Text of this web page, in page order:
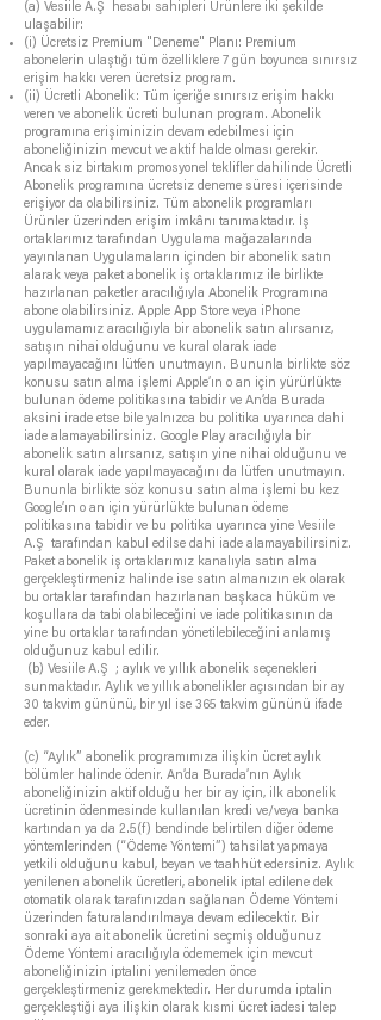
(a) Vesiile A.Ş hesabı sahipleri Ürünlere iki şekilde
ulaşabilir:
(i) Ücretsiz Premium "Deneme" Planı: Premium
abonelerin ulaştığı tüm özelliklere 7 gün boyunca sınırsız
erişim hakkı veren ücretsiz program.
(ii) Ücretli Abonelik: Tüm içeriğe sınırsız erişim hakkı
veren ve abonelik ücreti bulunan program. Abonelik
programına erişiminizin devam edebilmesi için
aboneliğinizin mevcut ve aktif halde olması gerekir.
Ancak siz birtakım promosyonel teklifler dahilinde Ücretli
Abonelik programına ücretsiz deneme süresi içerisinde
erişiyor da olabilirsiniz. Tüm abonelik programları
Ürünler üzerinden erişim imkânı tanımaktadır. İş
ortaklarımız tarafından Uygulama mağazalarında
yayınlanan Uygulamaların içinden bir abonelik satın
alarak veya paket abonelik iş ortaklarımız ile birlikte
hazırlanan paketler aracılığıyla Abonelik Programına
abone olabilirsiniz. Apple App Store veya iPhone
uygulamamız aracılığıyla bir abonelik satın alırsanız,
satışın nihai olduğunu ve kural olarak iade
yapılmayacağını lütfen unutmayın. Bununla birlikte söz
konusu satın alma işlemi Apple’ın o an için yürürlükte
bulunan ödeme politikasına tabidir ve An’da Burada
aksini irade etse bile yalnızca bu politika uyarınca dahi
iade alamayabilirsiniz. Google Play aracılığıyla bir
abonelik satın alırsanız, satışın yine nihai olduğunu ve
kural olarak iade yapılmayacağını da lütfen unutmayın.
Bununla birlikte söz konusu satın alma işlemi bu kez
Google’ın o an için yürürlükte bulunan ödeme
politikasına tabidir ve bu politika uyarınca yine Vesiile
A.Ş tarafından kabul edilse dahi iade alamayabilirsiniz.
Paket abonelik iş ortaklarımız kanalıyla satın alma
gerçekleştirmeniz halinde ise satın almanızın ek olarak
bu ortaklar tarafından hazırlanan başkaca hüküm ve
koşullara da tabi olabileceğini ve iade politikasının da
yine bu ortaklar tarafından yönetilebileceğini anlamış
olduğunuz kabul edilir.
(b) Vesiile A.Ş ; aylık ve yıllık abonelik seçenekleri
sunmaktadır. Aylık ve yıllık abonelikler açısından bir ay
30 takvim gününü, bir yıl ise 365 takvim gününü ifade
eder.
(c) “Aylık” abonelik programımıza ilişkin ücret aylık
bölümler halinde ödenir. An’da Burada’nın Aylık
aboneliğinizin aktif olduğu her bir ay için, ilk abonelik
ücretinin ödenmesinde kullanılan kredi ve/veya banka
kartından ya da 2.5(f) bendinde belirtilen diğer ödeme
yöntemlerinden (“Ödeme Yöntemi”) tahsilat yapmaya
yetkili olduğunu kabul, beyan ve taahhüt edersiniz. Aylık
yenilenen abonelik ücretleri, abonelik iptal edilene dek
otomatik olarak tarafınızdan sağlanan Ödeme Yöntemi
üzerinden faturalandırılmaya devam edilecektir. Bir
sonraki aya ait abonelik ücretini seçmiş olduğunuz
Ödeme Yöntemi aracılığıyla ödememek için mevcut
aboneliğinizin iptalini yenilemeden önce
gerçekleştirmeniz gerekmektedir. Her durumda iptalin
gerçekleştiği aya ilişkin olarak kısmi ücret iadesi talep